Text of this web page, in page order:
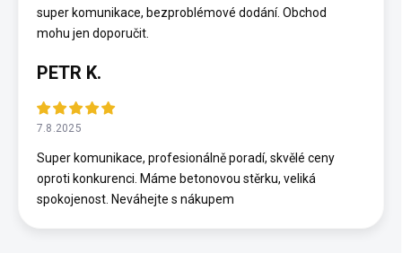
super komunikace, bezproblémové dodání. Obchod
mohu jen doporučit.
PETR K.
7.8.2025
Super komunikace, profesionálně poradí, skvělé ceny
oproti konkurenci. Máme betonovou stěrku, veliká
spokojenost. Neváhejte s nákupem